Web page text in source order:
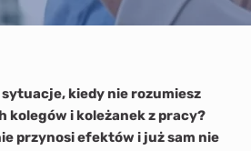
sytuacje, kiedy nie rozumiesz
kolegów i koleżanek z pracy?
przynosi efektów i już sam nie